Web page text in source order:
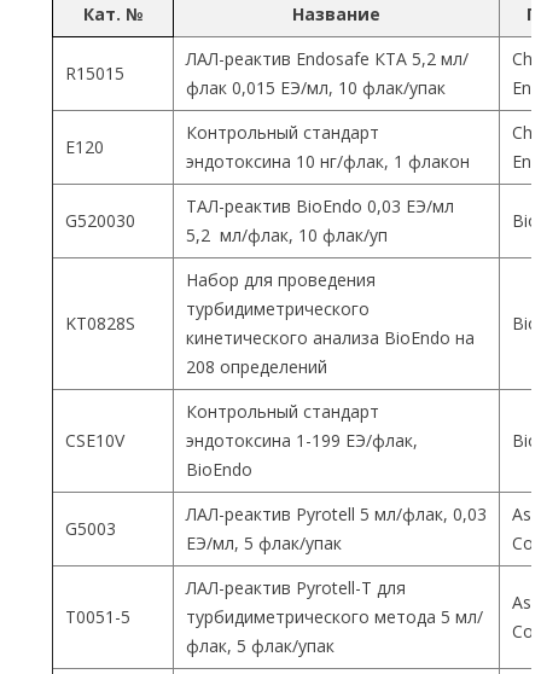
Кат. № Название
R15015
ЛАЛ-реактив Endosafe КТА 5,2 мл/
флак 0,015 ЕЭ/мл, 10 флак/упак
Е120
Контрольный стандарт
эндотоксина 10 нг/флак, 1 флакон
G520030
ТАЛ-реактив BioEndo 0,03 ЕЭ/мл
5,2 мл/флак, 10 флак/уп
KT0828S
Набор для проведения
турбидиметрического
кинетического анализа BioEndo на
208 определений
CSE10V
Контрольный стандарт
эндотоксина 1-199 ЕЭ/флак,
BioEndo
G5003
ЛАЛ-реактив Pyrotell 5 мл/флак, 0,03
ЕЭ/мл, 5 флак/упак
T0051-5
ЛАЛ-реактив Pyrotell-T для
турбидиметрического метода 5 мл/
флак, 5 флак/упак